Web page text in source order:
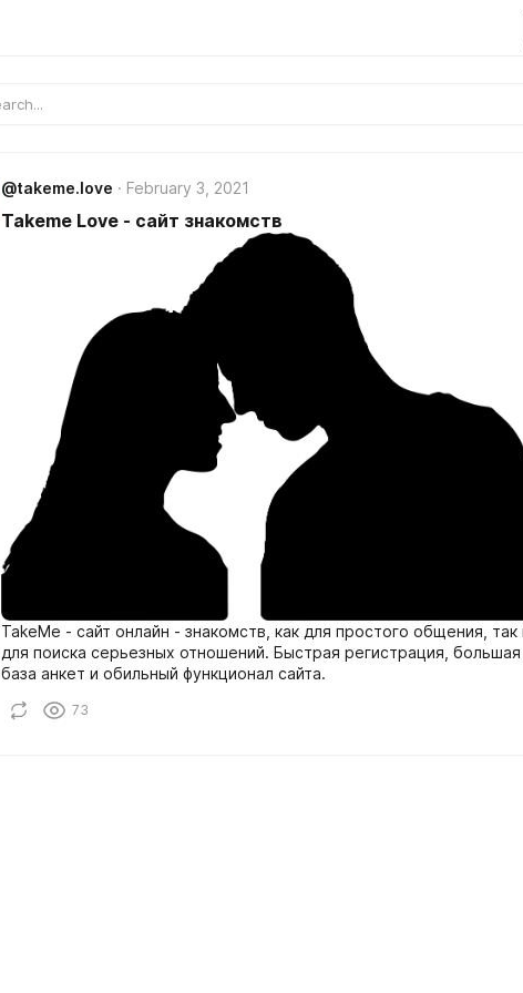
@takeme.love February 3, 2021
Takeme Love - сайт знакомств
TakeMe - сайт онлайн - знакомств, как для простого общения, так
для поиска серьезных отношений. Быстрая регистрация, большая
база анкет и обильный функционал сайта.
73